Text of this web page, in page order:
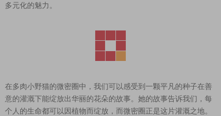
多元化的魅力。
在多肉小野猫的微密圈中，我们可以感受到一颗平凡的种子在善
意的灌溉下能绽放出华丽的花朵的故事。她的故事告诉我们，每
个人的生命都可以因植物而绽放，而微密圈正是这片灌溉之地。